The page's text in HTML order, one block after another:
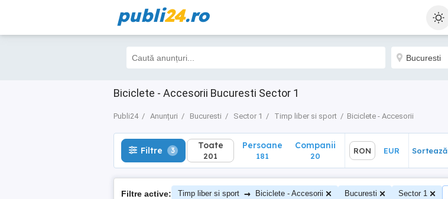
publi24.ro
Biciclete - Accesorii Bucuresti Sector 1
Publi24 Anunțuri Bucuresti Sector 1 Timp liber si sport Biciclete - Accesorii
Filtre 3 Toate
201
Sortează
Filtre 3 Toate
201
Persoane
181
Companii
20
RON EUR Sortează
Filtre active: Timp liber si sport → Biciclete - Accesorii Bucuresti Sector 1